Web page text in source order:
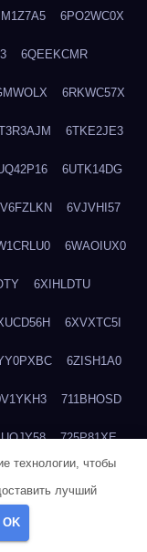
6PO2WC0X
6QEEKCMR
6RKWC57X
6TKE2JE3
6UTK14DG
6VJVHI57
6WAOIUX0
6XIHLDTU
6XVXTC5I
6ZISH1A0
711BHOSD
725P81XE
технологии, чтобы
лучший
OK